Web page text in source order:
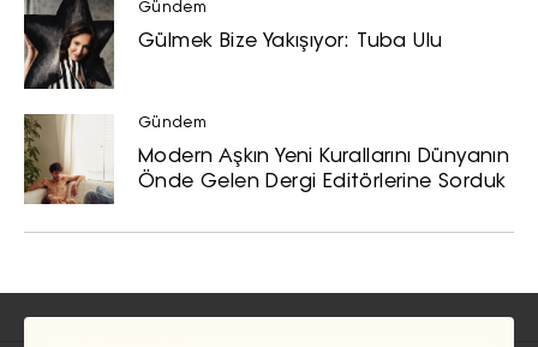
Gündem
Gülmek Bize Yakışıyor: Tuba Ulu
Gündem
Modern Aşkın Yeni Kurallarını Dünyanın
Önde Gelen Dergi Editörlerine Sorduk